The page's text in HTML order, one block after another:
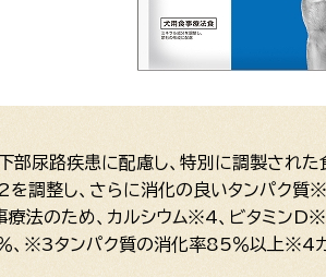
尿路疾患に配慮し、特別に調製された
調整し、さらに消化の良いタンパク質
療法のため、カルシウム※4、ビタミ
、※3タンパク質の消化率85％以上